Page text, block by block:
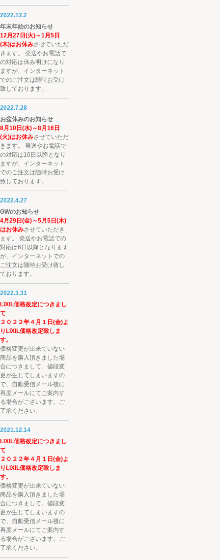
2022.12.2
年末年始のお知らせ
12月27日(火)～1月5日
(木)はお休みさせていただ
きます。 発送やお電話で
の対応は休み明けになり
ますが、インターネット
でのご注文は随時お受け
致しております。
2022.7.28
お盆休みのお知らせ
8月10日(水)～8月16日
(火)はお休みさせていただ
きます。 発送やお電話で
の対応は16日以降となり
ますが、インターネット
でのご注文は随時お受け
致しております。
2022.4.27
GWのお知らせ
4月29日(金)～5月5日(木)
はお休みさせていただき
ます。 発送やお電話での
対応は6日以降となります
が、インターネットでの
ご注文は随時お受け致し
ております。
2022.3.31
LIXIL価格改定につきまし
て
２０２２年４月１日(金)よ
りLIXIL価格改定致しま
す。
価格変更が出来ていない
商品を購入頂きました場
合につきまして。値段変
更が生じてしまいますの
で、自動受信メール後に
再度メールにてご案内す
る場合がございます。ご
了承ください。
2021.12.14
LIXIL価格改定につきまし
て
２０２２年４月１日(金)よ
りLIXIL価格改定致しま
す。
価格変更が出来ていない
商品を購入頂きました場
合につきまして。値段変
更が生じてしまいますの
で、自動受信メール後に
再度メールにてご案内す
る場合がございます。ご
了承ください。